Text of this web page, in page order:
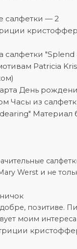
салфетки — 2
салфетки "Splend
Patricia
День
Часы из
Материал
Werst и не
позитиве.
моим